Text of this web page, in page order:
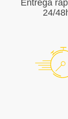
Entrega
24/